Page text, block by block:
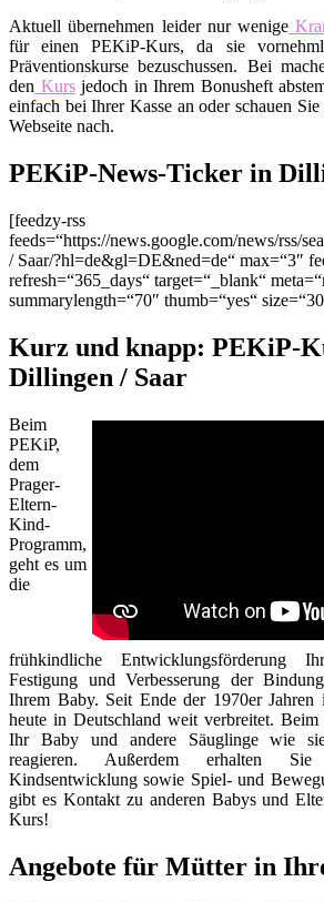
Aktuell übernehmen leider nur wenige
für einen PEKiP-Kurs, da sie
Präventionskurse bezuschussen. Bei
den Kursjedoch in Ihrem Bonusheft
einfach bei Ihrer Kasse an oder schauen
Webseite nach.
PEKiP-News-Ticker in
[feedzy-rss
feeds=“https://news.google.com/news/rss/
/ Saar/?hl=de&gl=DE&ned=de“ max=“3″
refresh=“365_days“ target=“_blank“
summarylength=“70″ thumb=“yes“
Kurz und knapp: PEKiP-
Dillingen / Saar
Beim
PEKiP,
dem
Prager-
Eltern-
Kind-
Programm,
geht es um
die
frühkindliche Entwicklungsförderung
Festigung und Verbesserung der
Ihrem Baby. Seit Ende der 1970er Jahren
heute in Deutschland weit verbreitet.
Ihr Baby und andere Säuglinge wie
reagieren. Außerdem erhalten
Kindsentwicklung sowie Spiel- und
gibt es Kontakt zu anderen Babys und
Kurs!
Angebote für Mütter in